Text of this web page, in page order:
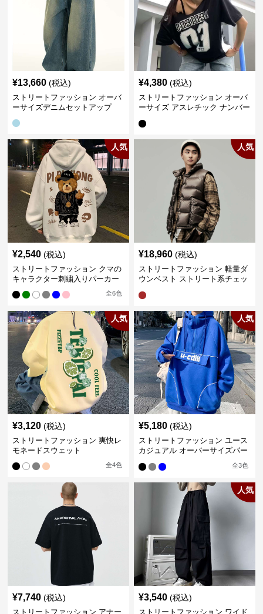
¥13,660 (税込)
ストリートファッション オーバ
ーサイズデニムセットアップ
¥4,380 (税込)
ストリートファッション オーバ
ーサイズ アスレチック ナンバー
人気
¥2,540 (税込)
ストリートファッション クマの
キャラクター刺繍入りパーカー
全6色
人気
¥18,960 (税込)
ストリートファッション 軽量ダ
ウンベスト ストリート系チェッ
人気
¥3,120 (税込)
ストリートファッション 爽快レ
モネードスウェット
全4色
人気
¥5,180 (税込)
ストリートファッション ユース
カジュアル オーバーサイズパー
全3色
¥7,740 (税込)
ストリートファッション アナー
人気
¥3,540 (税込)
ストリートファッション ワイド